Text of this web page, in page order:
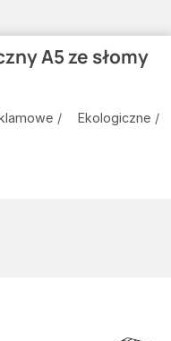
A5 ze słomy
Ekologiczne